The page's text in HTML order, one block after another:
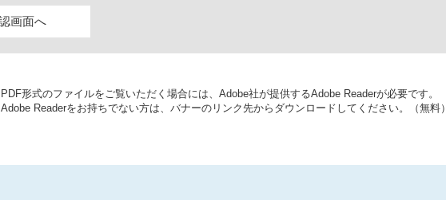
PDF形式のファイルをご覧いただく場合には、Adobe社が提供するAdobe Readerが必要です。
Adobe Readerをお持ちでない方は、バナーのリンク先からダウンロードしてください。（無料）